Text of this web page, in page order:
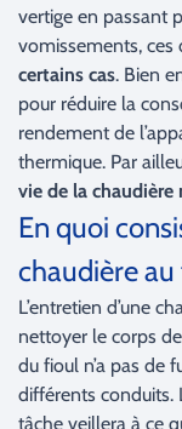
vertige en passant
vomissements, ces
certains cas. Bien
pour réduire la
rendement de
thermique. Par
vie de la
En quoi
chaudière au
L’entretien d’une
nettoyer le corps de
du fioul n’a pas de
différents conduits.
tâche veillera à ce